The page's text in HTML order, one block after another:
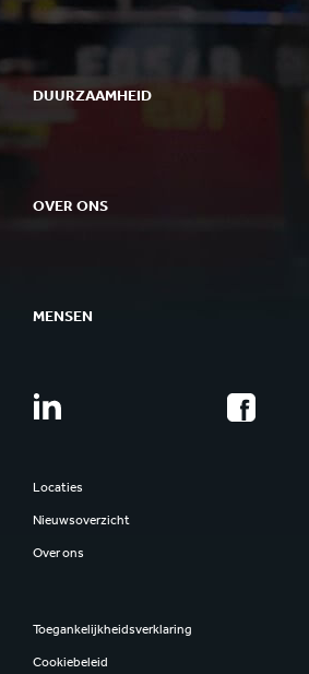
DUURZAAMHEID
OVER ONS
MENSEN
Locaties
Nieuwsoverzicht
Over ons
Toegankelijkheidsverklaring
Cookiebeleid